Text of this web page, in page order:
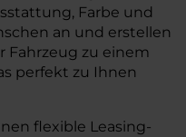
Farbe und
an und erstellen
Fahrzeug zu einem
perfekt zu Ihnen
flexible Leasing-